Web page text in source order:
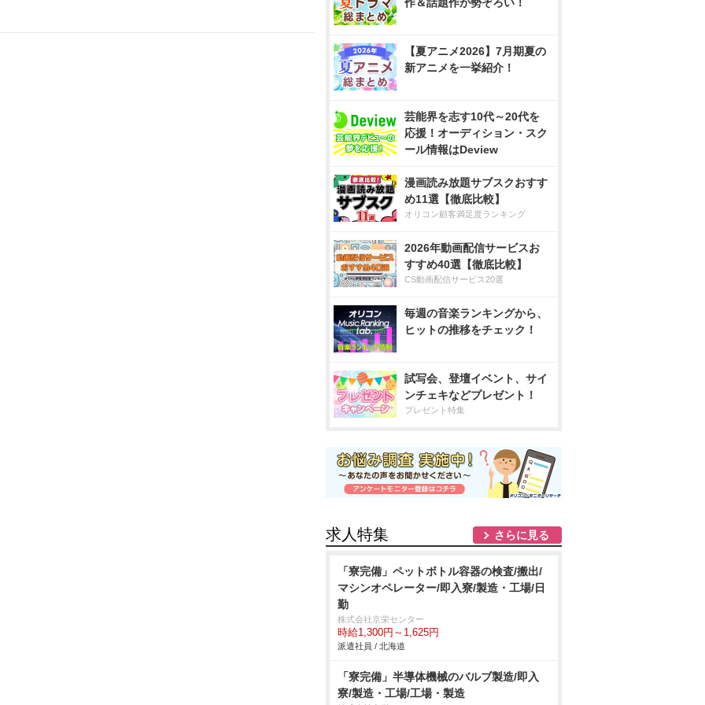
【夏アニメ2026】7月期夏の
新アニメを一挙紹介！
芸能界を志す10代～20代を
応援！オーディション・スク
ール情報はDeview
漫画読み放題サブスクおすす
め11選【徹底比較】
オリコン顧客満足度ランキング
2026年動画配信サービスお
すすめ40選【徹底比較】
CS動画配信サービス20選
毎週の音楽ランキングから、
ヒットの推移をチェック！
試写会、登壇イベント、サイ
ンチェキなどプレゼント！
プレゼント特集
求人特集 さらに見る
「寮完備」ペットボトル容器の検査/搬出/
マシンオペレーター/即入寮/製造・工場/日
勤
株式会社京栄センター
時給1,300円～1,625円
派遣社員 / 北海道
「寮完備」半導体機械のバルブ製造/即入
寮/製造・工場/工場・製造